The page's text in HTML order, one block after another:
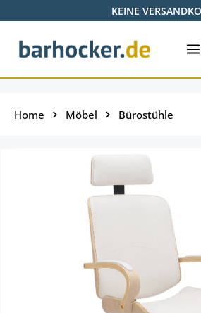
Zum Hauptinhalt springen
KEINE
Home Möbel Bürostühle